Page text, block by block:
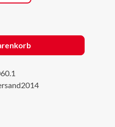
den gewünschten